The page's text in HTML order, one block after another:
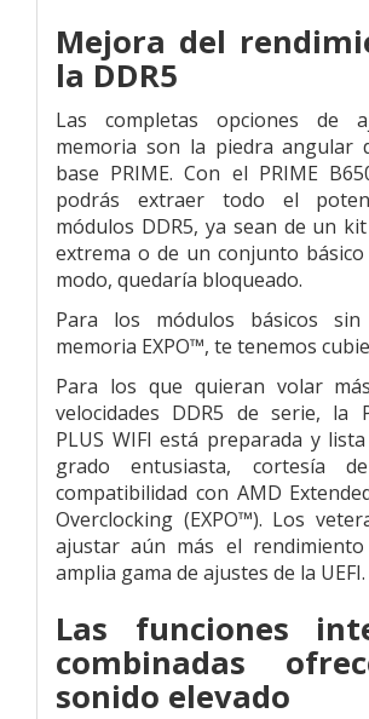
Mejora del
la DDR5
Las completas opciones de
memoria son la piedra angular
base PRIME. Con el PRIME
podrás extraer todo el
módulos DDR5, ya sean de un
extrema o de un conjunto
modo, quedaría bloqueado.
Para los módulos básicos
memoria EXPO™, te tenemos
Para los que quieran volar
velocidades DDR5 de serie, la
PLUS WIFI está preparada y
grado entusiasta, cortesía
compatibilidad con AMD
Overclocking (EXPO™). Los
ajustar aún más el
amplia gama de ajustes de la UEFI.
Las funciones
combinadas
sonido elevado